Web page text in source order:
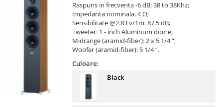
Raspuns in frecventa -6 dB: 38 to 38Khz;
Impedanta nominala: 4 Ω;
Sensibilitate @2.83 v/1m: 87.5 dB;
Tweeter: 1 - inch Aluminum dome;
Midrange (aramid-fiber): 2 x 5 1/4 “;
Woofer (aramid-fiber): 5 1/4 “.
Culoare:
Black